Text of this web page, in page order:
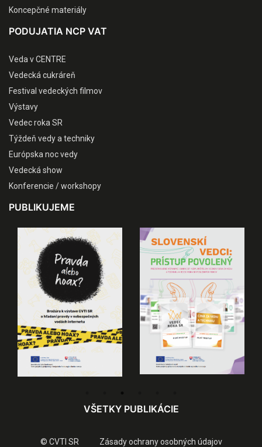
Koncepčné materiály
PODUJATIA NCP VAT
Veda v CENTRE
Vedecká cukráreň
Festival vedeckých filmov
Výstavy
Vedec roka SR
Týždeň vedy a techniky
Európska noc vedy
Vedecká show
Konferencie / workshopy
PUBLIKUJEME
VŠETKY PUBLIKÁCIE
© CVTI SR Zásady ochrany osobných údajov